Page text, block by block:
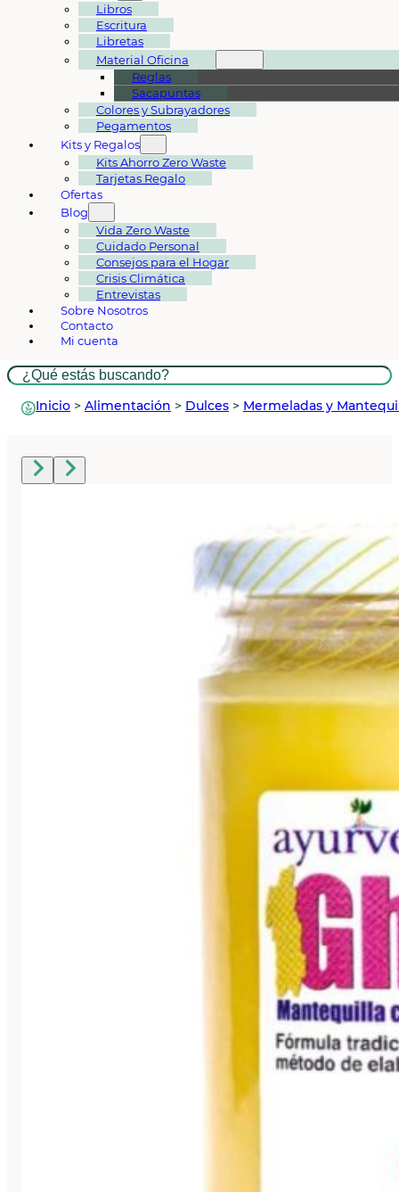
Libros
Escritura
Libretas
Material Oficina
Reglas
Sacapuntas
Colores y Subrayadores
Pegamentos
Kits y Regalos
Kits Ahorro Zero Waste
Tarjetas Regalo
Ofertas
Blog
Vida Zero Waste
Cuidado Personal
Consejos para el Hogar
Crisis Climática
Entrevistas
Sobre Nosotros
Contacto
Mi cuenta
Buscar
Inicio > Alimentación > Dulces > Mermeladas y